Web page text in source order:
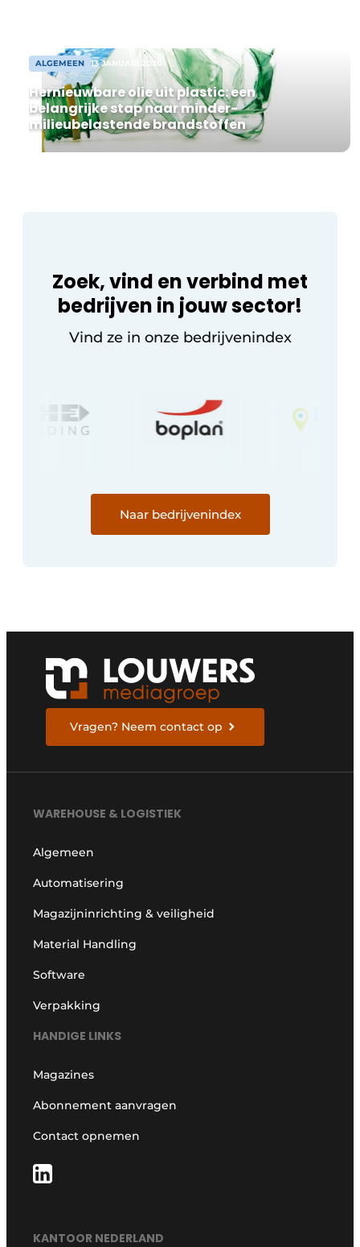
gestart met de bouw […]
ALGEMEEN 13 JANUARI 2020
Hernieuwbare olie uit plastic: een
belangrijke stap naar minder-
milieubelastende brandstoffen
Zoek, vind en verbind met
bedrijven in jouw sector!
Vind ze in onze bedrijvenindex
Naar bedrijvenindex
Vragen? Neem contact op
WAREHOUSE & LOGISTIEK
Algemeen
Automatisering
Magazijninrichting & veiligheid
Material Handling
Software
Verpakking
HANDIGE LINKS
Magazines
Abonnement aanvragen
Contact opnemen
KANTOOR NEDERLAND